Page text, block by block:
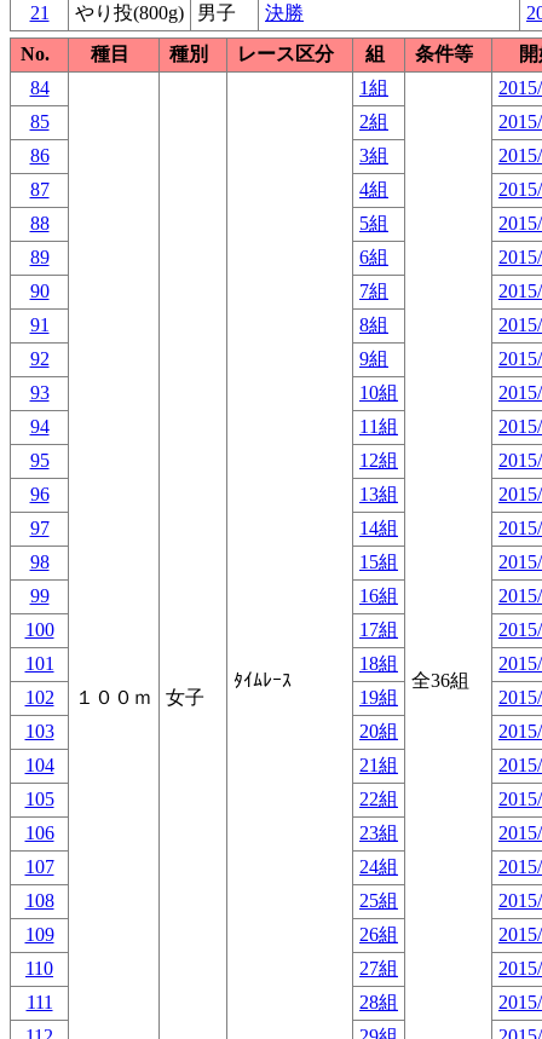
21
やり投(800g) 男子 決勝
No.
種目 種別 レース区分 組 条件等
84
１００ｍ 女子
ﾀｲﾑﾚｰｽ
1組
全36組
85
2組
86
3組
87
4組
88
5組
89
6組
90
7組
91
8組
92
9組
93
10組
94
11組
95
12組
96
13組
97
14組
98
15組
99
16組
100
17組
101
18組
102
19組
103
20組
104
21組
105
22組
106
23組
107
24組
108
25組
109
26組
110
27組
111
28組